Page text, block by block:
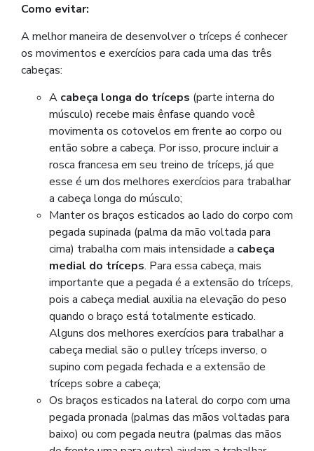
Como evitar:
A melhor maneira de desenvolver o tríceps é conhecer
os movimentos e exercícios para cada uma das três
cabeças:
A cabeça longa do tríceps (parte interna do
músculo) recebe mais ênfase quando você
movimenta os cotovelos em frente ao corpo ou
então sobre a cabeça. Por isso, procure incluir a
rosca francesa em seu treino de tríceps, já que
esse é um dos melhores exercícios para trabalhar
a cabeça longa do músculo;
Manter os braços esticados ao lado do corpo com
pegada supinada (palma da mão voltada para
cima) trabalha com mais intensidade a cabeça
medial do tríceps. Para essa cabeça, mais
importante que a pegada é a extensão do tríceps,
pois a cabeça medial auxilia na elevação do peso
quando o braço está totalmente esticado.
Alguns dos melhores exercícios para trabalhar a
cabeça medial são o pulley tríceps inverso, o
supino com pegada fechada e a extensão de
tríceps sobre a cabeça;
Os braços esticados na lateral do corpo com uma
pegada pronada (palmas das mãos voltadas para
baixo) ou com pegada neutra (palmas das mãos